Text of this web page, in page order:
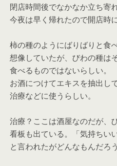
閉店時間後でなかなか立ち寄
今夜は早く帰れたので開店時
柿の種のようにばりばりと食
想像していたが、びわの種は
食べるものではないらしい。
お酒につけてエキスを抽出し
治療などに使うらしい。
治療？ここは酒屋なのだが、
看板も出ている。「気持ちい
と言われたがどんなもんだろ